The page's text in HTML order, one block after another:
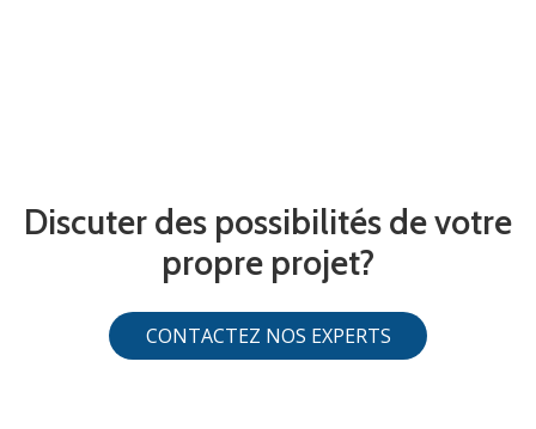
Discuter des possibilités de votre
propre projet?
CONTACTEZ NOS EXPERTS